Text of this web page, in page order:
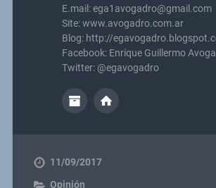
E.mail: ega1avogadro@gmail.com
Site: www.avogadro.com.ar
Blog: http://
Facebook: Enrique Guillermo
Twitter: @egavogadro
11/09/2017
Opinión